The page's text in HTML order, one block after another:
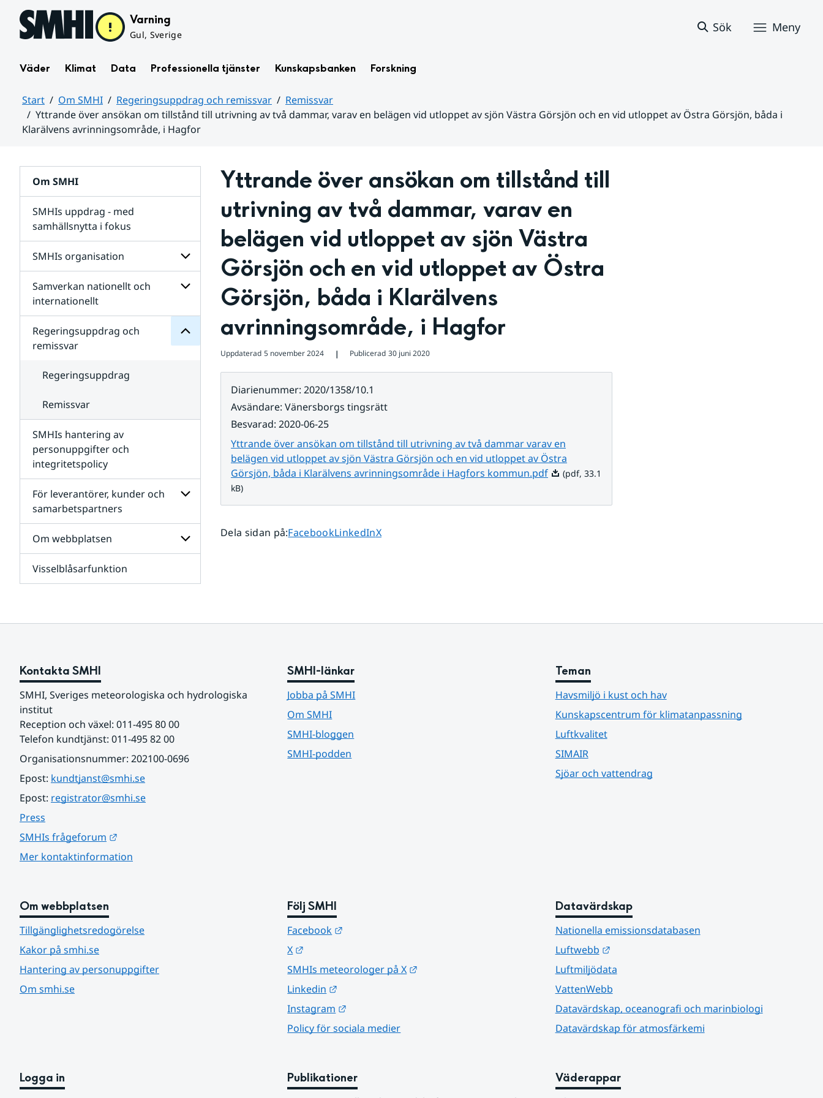
Hoppa till sidans innehåll Varning
Gul, Sverige
Sök Meny
Väder Klimat Data Professionella tjänster Kunskapsbanken Forskning
Start Om SMHI Regeringsuppdrag och remissvar
Remissvar
Yttrande över ansökan om tillstånd till utrivning av två dammar, varav en belägen vid utloppet av sjön Västra Görsjön och en vid utloppet av Östra Görsjön, båda i
Klarälvens avrinningsområde, i Hagfor
Om SMHI
SMHIs uppdrag - med
samhällsnytta i fokus
SMHIs organisation
Undersidor
organisation
Samverkan nationellt och
internationellt
Undersidor
för
internationellt
Regeringsuppdrag och
remissvar
för
Regeringsuppdrag
remissvar
Regeringsuppdrag
Remissvar
SMHIs hantering av
personuppgifter och
integritetspolicy
För leverantörer, kunder och
samarbetspartners
Undersidor
för
och
Om webbplatsen
för
Visselblåsarfunktion
Yttrande över ansökan om tillstånd till
utrivning av två dammar, varav en
belägen vid utloppet av sjön Västra
Görsjön och en vid utloppet av Östra
Görsjön, båda i Klarälvens
avrinningsområde, i Hagfor
Uppdaterad 5 november 2024 ❘ Publicerad 30 juni 2020
Diarienummer: 2020/1358/10.1
Avsändare: Vänersborgs tingsrätt
Besvarad: 2020-06-25
Yttrande över ansökan om tillstånd till utrivning av två dammar varav en
belägen vid utloppet av sjön Västra Görsjön och en vid utloppet av Östra
Görsjön, båda i Klarälvens avrinningsområde i Hagfors kommun.pdfPdf, 33.1 kB.
(pdf, 33.1
kB)
Dela sidan på:Dela sidan på
FacebookDela sidan på
LinkedInDela sidan på
X
Kontakta SMHI
SMHI, Sveriges meteorologiska och hydrologiska
institut
Reception och växel: 011-495 80 00
Telefon kundtjänst: 011-495 82 00
Organisationsnummer: 202100-0696
Epost: kundtjanst@smhi.se
Epost: registrator@smhi.se
Press
SMHIs frågeforum
Mer kontaktinformation
SMHI-länkar
Jobba på SMHI
Om SMHI
SMHI-bloggen
SMHI-podden
Teman
Havsmiljö i kust och hav
Kunskapscentrum för klimatanpassning
Luftkvalitet
SIMAIR
Sjöar och vattendrag
Om webbplatsen
Tillgänglighetsredogörelse
Kakor på smhi.se
Hantering av personuppgifter
Om smhi.se
Följ SMHI
Facebook
X
SMHIs meteorologer på X
Linkedin
Instagram
Policy för sociala medier
Datavärdskap
Nationella emissionsdatabasen
Luftwebb
Länk till annan webbplats.
Luftmiljödata
VattenWebb
Datavärdskap, oceanografi och marinbiologi
Datavärdskap för atmosfärkemi
Logga in Publikationer Väderappar